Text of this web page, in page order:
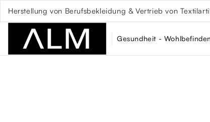
Herstellung von Berufsbekleidung & Vertrieb von
Gesundheit -